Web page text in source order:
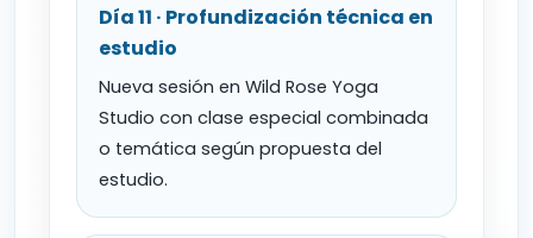
Día 11 · Profundización técnica en
estudio
Nueva sesión en Wild Rose Yoga
Studio con clase especial combinada
o temática según propuesta del
estudio.